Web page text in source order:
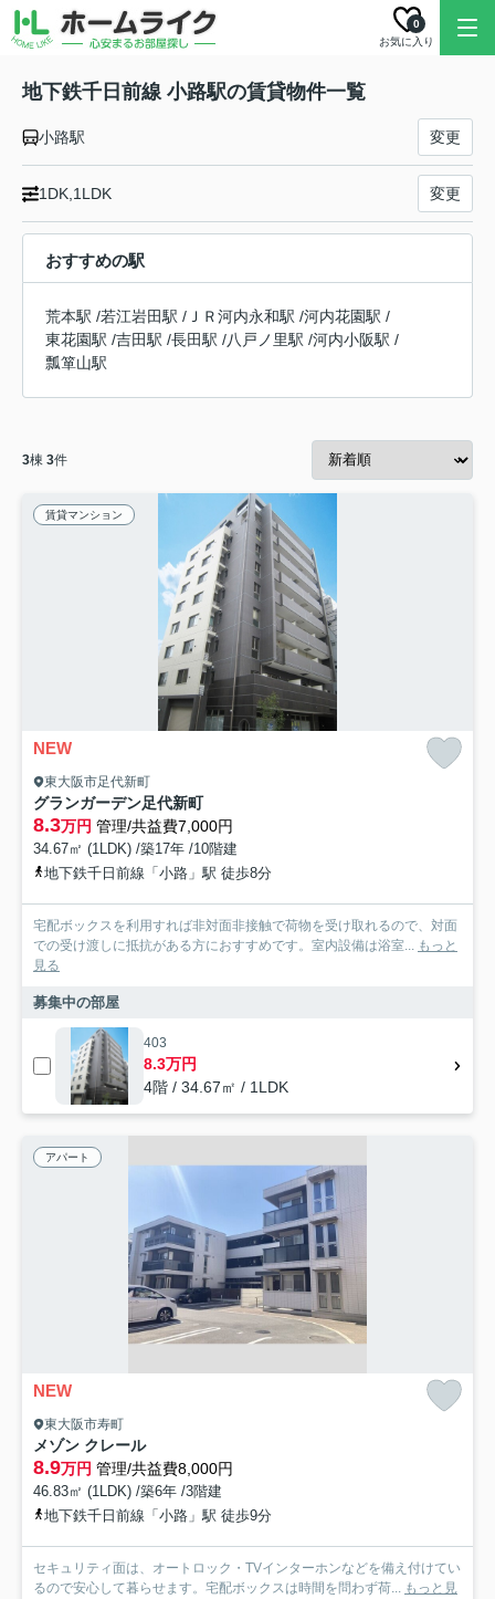
お気に入り
0
地下鉄千日前線 小路駅の賃貸物件一覧
小路駅 変更
1DK,1LDK 変更
おすすめの駅
荒本駅 /若江岩田駅 / ＪＲ河内永和駅 /河内花園駅 /
東花園駅 /吉田駅 /長田駅 /八戸ノ里駅 /河内小阪駅 /
瓢箪山駅
3棟 3件
賃貸マンション
NEW
東大阪市足代新町
グランガーデン足代新町
8.3万円 管理/共益費7,000円
34.67㎡ (1LDK) /築17年 /10階建
地下鉄千日前線「小路」駅 徒歩8分
宅配ボックスを利用すれば非対面非接触で荷物を受け取れるので、対面
での受け渡しに抵抗がある方におすすめです。室内設備は浴室... もっと
見る
募集中の部屋
403
8.3万円
4階 / 34.67㎡ / 1LDK
アパート
NEW
東大阪市寿町
メゾン クレール
8.9万円 管理/共益費8,000円
46.83㎡ (1LDK) /築6年 /3階建
地下鉄千日前線「小路」駅 徒歩9分
セキュリティ面は、オートロック・TVインターホンなどを備え付けてい
るので安心して暮らせます。宅配ボックスは時間を問わず荷... もっと見